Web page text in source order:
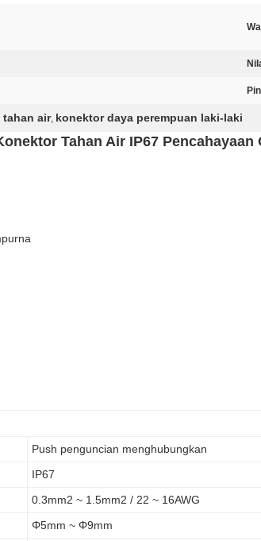
tahan air, konektor daya perempuan laki-laki
Tahan Air IP67 Pencahayaan
Push penguncian menghubungkan
IP67
0.3mm2 ~ 1.5mm2 / 22 ~ 16AWG
Φ5mm ~ Φ9mm